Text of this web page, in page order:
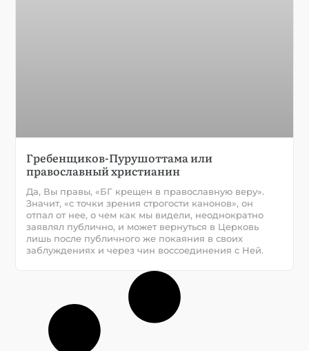
Гребенщиков-Пурушоттама или
православный христианин
Да, Вы правы, «БГ крещен в православную веру».
Значит, «с точки зрения строгости канонов», он
отпал от нее, о чем как мы видели, неоднократно
заявлял публично, и может вернуться в Церковь
лишь после публичного же покаяния в своих
заблуждениях и через чин воссоединения с Ней.